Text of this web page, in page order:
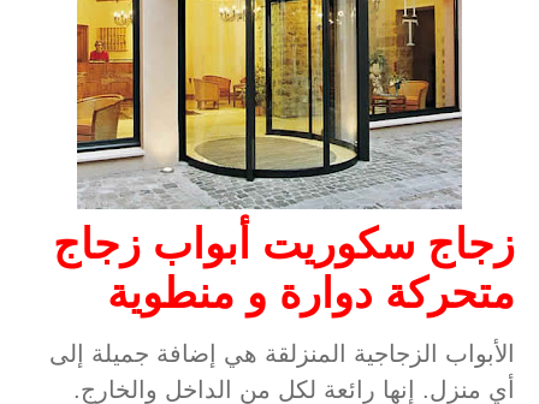
زجاج سكوريت أبواب زجاج
متحركة دوارة و منطوية
الأبواب الزجاجية المنزلقة هي إضافة جميلة إلى
أي منزل. إنها رائعة لكل من الداخل والخارج.